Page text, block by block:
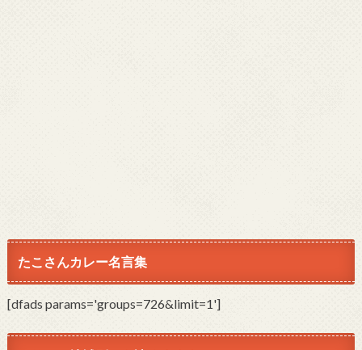
たこさんカレー名言集
[dfads params='groups=726&limit=1']